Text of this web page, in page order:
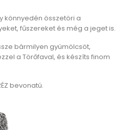
könnyedén összetöri a
fűszereket és még a jeget is.
bármilyen gyümölcsöt,
a Törőfaval, és készíts finom
bevonatú.